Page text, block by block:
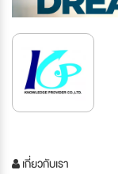
เกี่ยวกับเรา